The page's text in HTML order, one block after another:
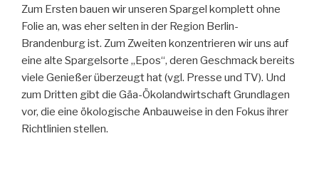
Zum Ersten bauen wir unseren Spargel komplett ohne
Folie an, was eher selten in der Region Berlin-
Brandenburg ist. Zum Zweiten konzentrieren wir uns auf
eine alte Spargelsorte „Epos“, deren Geschmack bereits
viele Genießer überzeugt hat (vgl. Presse und TV). Und
zum Dritten gibt die Gäa-Ökolandwirtschaft Grundlagen
vor, die eine ökologische Anbauweise in den Fokus ihrer
Richtlinien stellen.